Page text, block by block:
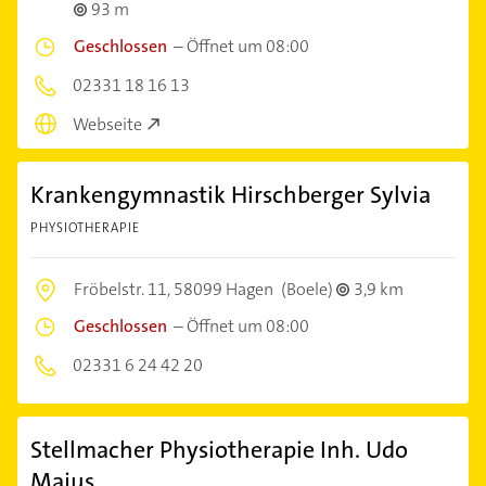
93 m
Geschlossen –Öffnet um 08:00
02331 18 16 13
Webseite
Krankengymnastik Hirschberger Sylvia
PHYSIOTHERAPIE
Fröbelstr. 11,58099 Hagen (Boele)
3,9 km
Geschlossen –Öffnet um 08:00
02331 6 24 42 20
Stellmacher Physiotherapie Inh. Udo